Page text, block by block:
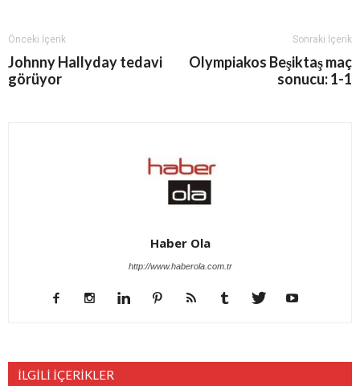
Önceki İçerik
Johnny Hallyday tedavi
görüyor
Sonraki İçerik
Olympiakos Beşiktaş maç
sonucu: 1-1
Haber Ola
http://www.haberola.com.tr
İLGİLİ İÇERİKLER